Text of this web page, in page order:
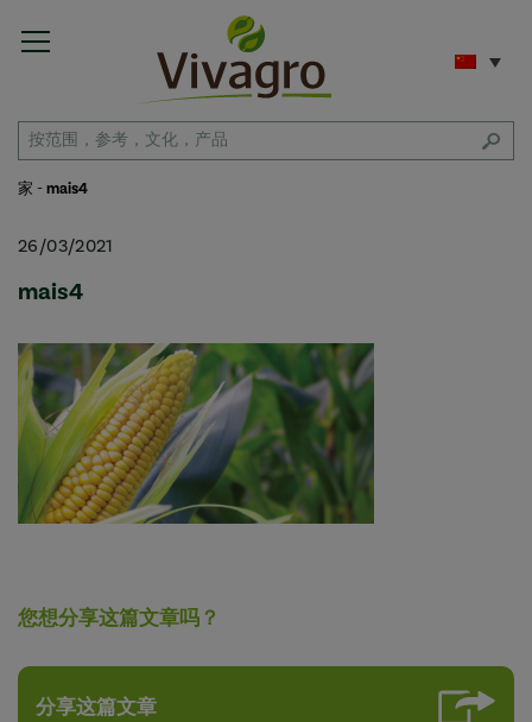
家 -mais4
26/03/2021
mais4
您想分享这篇文章吗？
分享这篇文章